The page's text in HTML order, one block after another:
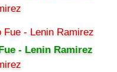
- Lenin Ramirez